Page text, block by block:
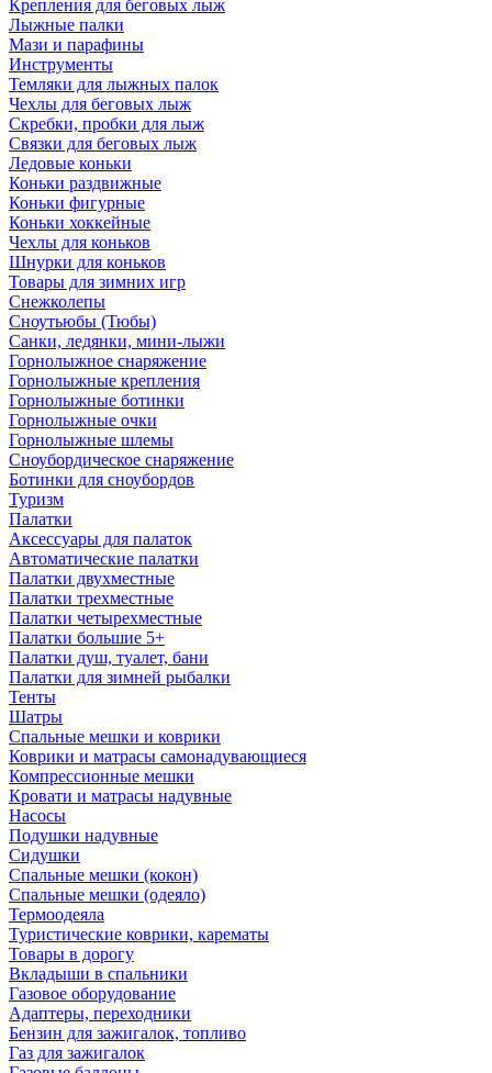
Крепления для беговых лыж
Лыжные палки
Мази и парафины
Инструменты
Темляки для лыжных палок
Чехлы для беговых лыж
Скребки, пробки для лыж
Связки для беговых лыж
Ледовые коньки
Коньки раздвижные
Коньки фигурные
Коньки хоккейные
Чехлы для коньков
Шнурки для коньков
Товары для зимних игр
Снежколепы
Сноутьюбы (Тюбы)
Санки, ледянки, мини-лыжи
Горнолыжное снаряжение
Горнолыжные крепления
Горнолыжные ботинки
Горнолыжные очки
Горнолыжные шлемы
Сноубордическое снаряжение
Ботинки для сноубордов
Туризм
Палатки
Аксессуары для палаток
Автоматические палатки
Палатки двухместные
Палатки трехместные
Палатки четырехместные
Палатки большие 5+
Палатки душ, туалет, бани
Палатки для зимней рыбалки
Тенты
Шатры
Спальные мешки и коврики
Коврики и матрасы самонадувающиеся
Компрессионные мешки
Кровати и матрасы надувные
Насосы
Подушки надувные
Сидушки
Спальные мешки (кокон)
Спальные мешки (одеяло)
Термоодеяла
Туристические коврики, карематы
Товары в дорогу
Вкладыши в спальники
Газовое оборудование
Адаптеры, переходники
Бензин для зажигалок, топливо
Газ для зажигалок